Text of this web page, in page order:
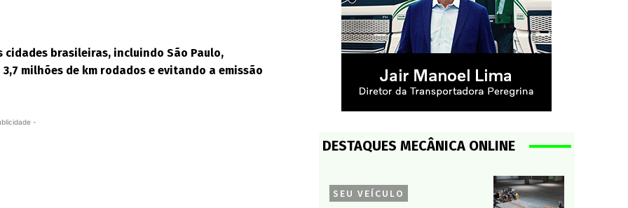
brasileiras, incluindo São Paulo,
milhões de km rodados e evitando a emissão
-
DESTAQUES MECÂNICA ONLINE
SEU VEÍCULO